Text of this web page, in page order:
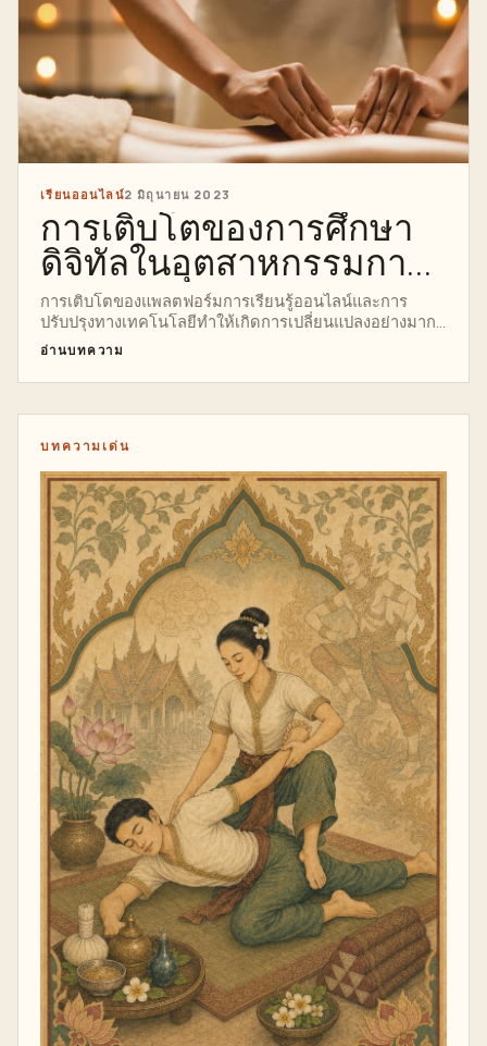
เรียนออนไลน์2 มิถุนายน 2023
การเติบโตของการศึกษา
ดิจิทัลในอุตสาหกรรมการ
นวด
การเติบโตของแพลตฟอร์มการเรียนรู้ออนไลน์และการ
ปรับปรุงทางเทคโนโลยีทำให้เกิดการเปลี่ยนแปลงอย่างมาก
ในการนวด...
อ่านบทความ
บทความเด่น